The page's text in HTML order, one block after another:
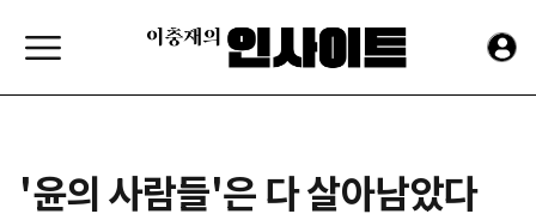
'윤의 사람들'은 다 살아남았다